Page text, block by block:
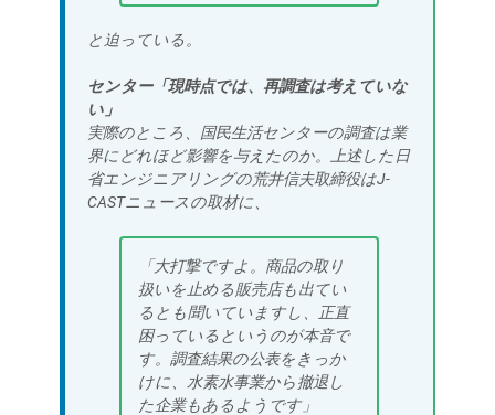
と迫っている。
センター「現時点では、再調査は考えていな
い」
実際のところ、国民生活センターの調査は業
界にどれほど影響を与えたのか。上述した日
省エンジニアリングの荒井信夫取締役はJ-
CASTニュースの取材に、
「大打撃ですよ。商品の取り
扱いを止める販売店も出てい
るとも聞いていますし、正直
困っているというのが本音で
す。調査結果の公表をきっか
けに、水素水事業から撤退し
た企業もあるようです」